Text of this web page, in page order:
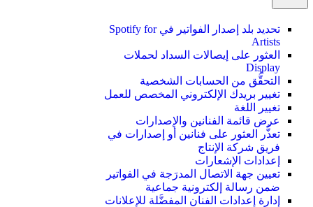
تحديد بلد إصدار الفواتير في Spotify for
Artists
العثور على إيصالات السداد لحملات
Display
التحقُّق من الحسابات الشخصية
تغيير بريدك الإلكتروني المخصص للعمل
تغيير اللغة
عرض قائمة الفنانين والإصدارات
تعذُّر العثور على فنانين أو إصدارات في
فريق شركة الإنتاج
إعدادات الإشعارات
تعيين جهة الاتصال المدرَجة في الفواتير
ضمن رسالة إلكترونية جماعية
إدارة إعدادات الفنان المفضَّلة للإعلانات